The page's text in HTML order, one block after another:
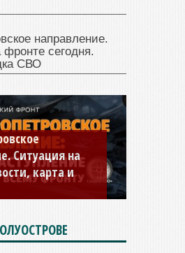
направление.
сегодня.
СВО
Ситуация на
карта и